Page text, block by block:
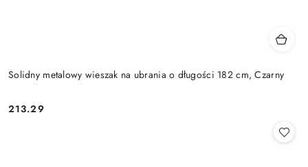
Solidny metalowy wieszak na ubrania o długości 182 cm, Czarny
Cena:
213.29